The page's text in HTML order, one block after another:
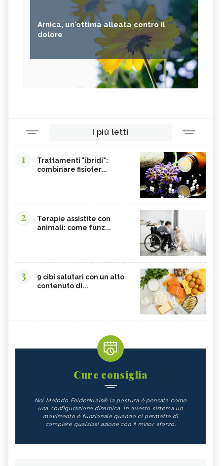
Arnica, un'ottima alleata contro il
dolore
I più letti
1
Trattamenti "ibridi":
combinare fisioter...
2
Terapie assistite con
animali: come funz...
3
9 cibi salutari con un alto
contenuto di...
Cure consiglia
Nel Metodo Feldenkrais® la postura è pensata come
una configurazione dinamica. In questo sistema un
movimento è funzionale quando ci permette di
compiere qualsiasi azione con il minor sforzo.